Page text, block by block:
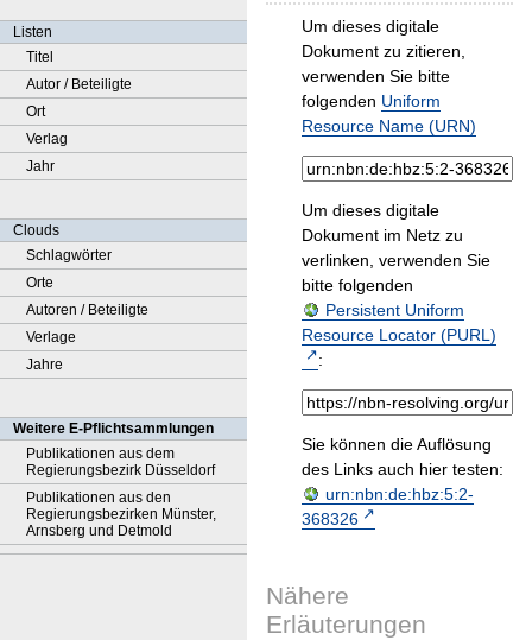
Listen
Titel
Autor / Beteiligte
Ort
Verlag
Jahr
Clouds
Schlagwörter
Orte
Autoren / Beteiligte
Verlage
Jahre
Weitere E-Pflichtsammlungen
Publikationen aus dem
Regierungsbezirk Düsseldorf
Publikationen aus den
Regierungsbezirken Münster,
Arnsberg und Detmold
Um dieses digitale
Dokument zu zitieren,
verwenden Sie bitte
folgenden Uniform
Resource Name (URN)
Um dieses digitale
Dokument im Netz zu
verlinken, verwenden Sie
bitte folgenden
Persistent Uniform
Resource Locator (PURL)
:
Sie können die Auflösung
des Links auch hier testen:
urn:nbn:de:hbz:5:2-
368326
Nähere
Erläuterungen